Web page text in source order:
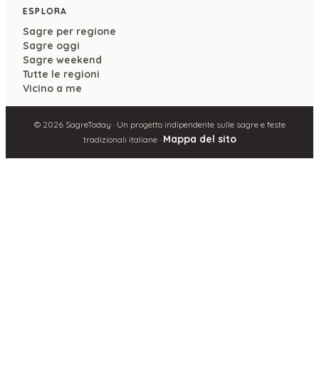
ESPLORA
Sagre per regione
Sagre oggi
Sagre weekend
Tutte le regioni
Vicino a me
© 2026SagreToday · Un progetto indipendente sulle sagre e feste
tradizionali italiane · Mappa del sito